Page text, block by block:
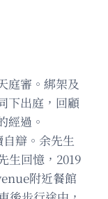
庭審。綁架及
下出庭，回顧
經過。
辯。余先生
生回憶，2019
附近餐館